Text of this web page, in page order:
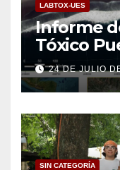
LABTOX-UES
Informe
Tóxico
24 DE JULIO
SIN CATEGORÍA